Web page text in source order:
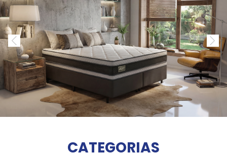
CATEGORIAS